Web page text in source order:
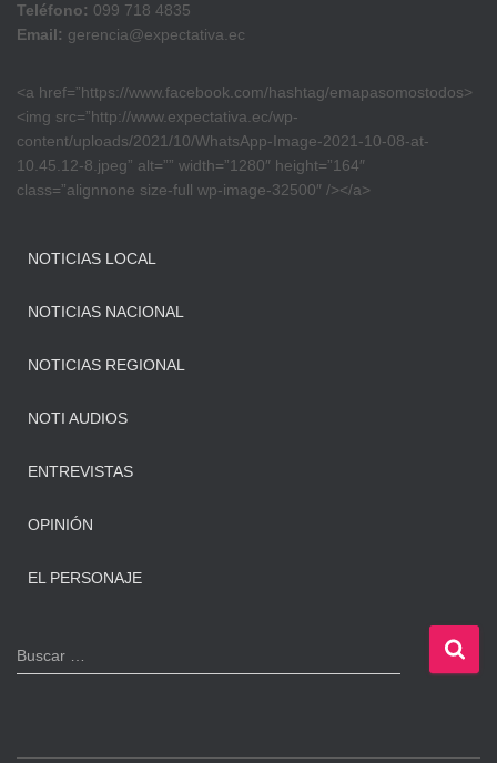
Teléfono: 099 718 4835
Email: gerencia@expectativa.ec
<a href=”https://www.facebook.com/hashtag/emapasomostodos>
<img src=”http://www.expectativa.ec/wp-
content/uploads/2021/10/WhatsApp-Image-2021-10-08-at-
10.45.12-8.jpeg” alt=”” width=”1280″ height=”164″
class=”alignnone size-full wp-image-32500″ /></a>
NOTICIAS LOCAL
NOTICIAS NACIONAL
NOTICIAS REGIONAL
NOTI AUDIOS
ENTREVISTAS
OPINIÓN
EL PERSONAJE
B
u
Buscar …